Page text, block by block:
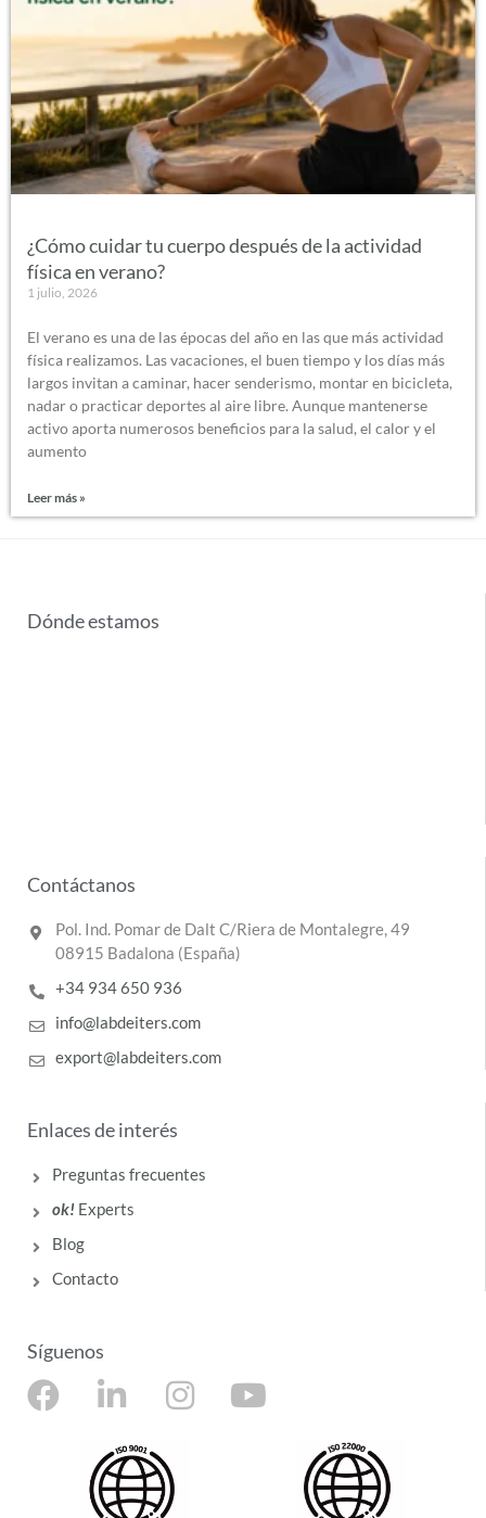
¿Cómo cuidar tu cuerpo después de la actividad
física en verano?
1 julio, 2026
El verano es una de las épocas del año en las que más actividad
física realizamos. Las vacaciones, el buen tiempo y los días más
largos invitan a caminar, hacer senderismo, montar en bicicleta,
nadar o practicar deportes al aire libre. Aunque mantenerse
activo aporta numerosos beneficios para la salud, el calor y el
aumento
Leer más »
Dónde estamos
Contáctanos
Pol. Ind. Pomar de Dalt C/Riera de Montalegre, 49
08915 Badalona (España)
+34 934 650 936
info@labdeiters.com
export@labdeiters.com
Enlaces de interés
Preguntas frecuentes
ok!Experts
Blog
Contacto
Síguenos
F
L
n
k
I
Y